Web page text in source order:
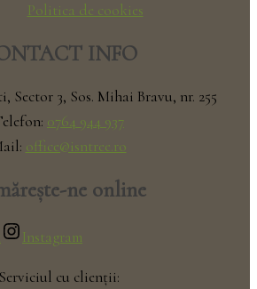
Politica de cookies
INFO
Sector 3, Sos. Mihai Bravu, nr. 255
0764 944 937
office@isntree.ro
ne online
Instagram
Serviciul cu clienții: